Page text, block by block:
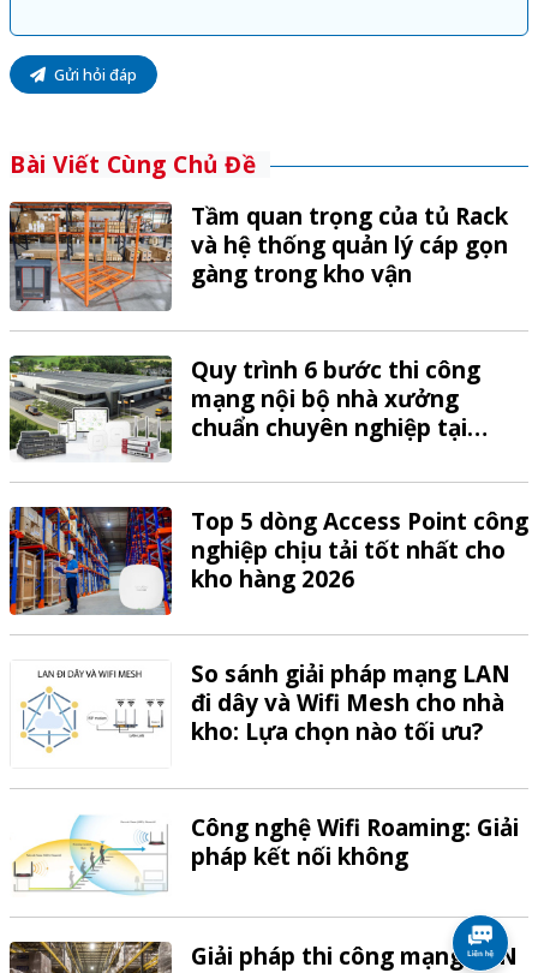
Gửi hỏi đáp
Bài Viết Cùng Chủ Đề
Tầm quan trọng của tủ Rack
và hệ thống quản lý cáp gọn
gàng trong kho vận
Quy trình 6 bước thi công
mạng nội bộ nhà xưởng
chuẩn chuyên nghiệp tại
Top 5 dòng Access Point công
nghiệp chịu tải tốt nhất cho
kho hàng 2026
So sánh giải pháp mạng LAN
đi dây và Wifi Mesh cho nhà
kho: Lựa chọn nào tối ưu?
Công nghệ Wifi Roaming: Giải
pháp kết nối không
Giải pháp thi công mạng LAN